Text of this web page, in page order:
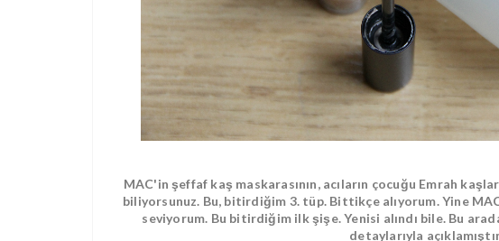
MAC'in şeffaf kaş maskarasının, acıların çocuğu Emrah
biliyorsunuz. Bu, bitirdiğim 3. tüp. Bittikçe alıyorum. Yine
seviyorum. Bu bitirdiğim ilk şişe. Yenisi alındı bile. Bu
detaylarıyla